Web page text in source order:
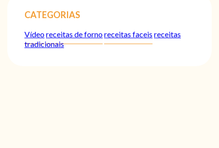
CATEGORIAS
Vídeoreceitas de fornoreceitas faceis receitas
tradicionais